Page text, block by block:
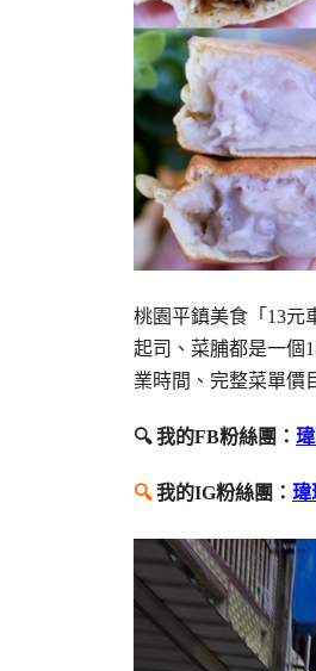
桃園平鎮美食「13元
起司、菜脯都是一個
業時間、完整菜單價
🔍 我的FB粉絲團：
🔍我的IG粉絲團： 瑋